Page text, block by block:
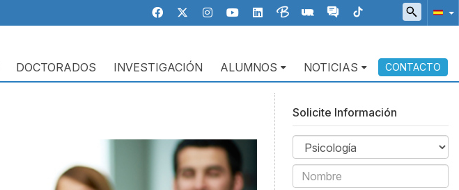
DOCTORADOS INVESTIGACIÓN ALUMNOS NOTICIAS CONTACTO
Solicite Información